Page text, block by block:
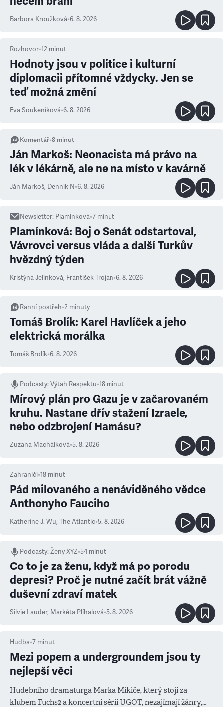
Barbora Kroužková•6. 8. 2026
Rozhovor•12 minut
Hodnoty jsou v politice i kulturní
diplomacii přítomné vždycky. Jen se
teď možná změní
Eva Soukeníková•6. 8. 2026
Komentář•8 minut
Ján Markoš: Neonacista má právo na
lék v lékárně, ale ne na místo v kavárně
Ján Markoš, Denník N•6. 8. 2026
Newsletter: Plamínková•7 minut
Plamínková: Boj o Senát odstartoval,
Vávrovci versus vláda a další Turkův
hvězdný týden
Kristýna Jelínková, František Trojan•6. 8. 2026
Ranní postřeh•2 minuty
Tomáš Brolík: Karel Havlíček a jeho
elektrická morálka
Tomáš Brolík•6. 8. 2026
Podcasty:Výtah Respektu•18 minut
Mírový plán pro Gazu je v začarovaném
kruhu. Nastane dřív stažení Izraele,
nebo odzbrojení Hamásu?
Zuzana Machálková•5. 8. 2026
Zahraničí•18 minut
Pád milovaného a nenáviděného vědce
Anthonyho Fauciho
Katherine J. Wu, The Atlantic•5. 8. 2026
Podcasty:Ženy XYZ•54 minut
Co to je za ženu, když má po porodu
depresi? Proč je nutné začít brát vážně
duševní zdraví matek
Silvie Lauder, Markéta Plíhalová•5. 8. 2026
Hudba•7 minut
Mezi popem a undergroundem jsou ty
nejlepší věci
Hudebního dramaturga Marka Mikiče, který stojí za
klubem Fuchs2 a koncertní sérií UGOT, nezajímají žánry,